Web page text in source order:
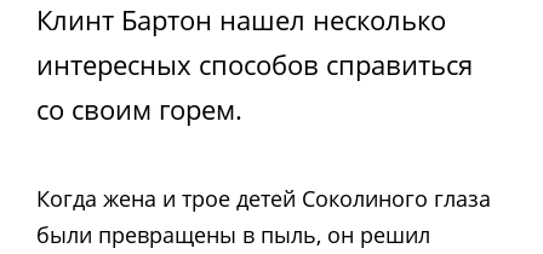
Клинт Бартон нашел несколько
интересных способов справиться
со своим горем.
Когда жена и трое детей Соколиного глаза
были превращены в пыль, он решил